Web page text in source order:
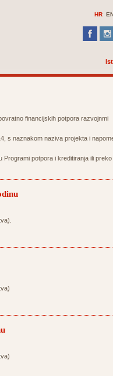
HR
financijskih potpora razvojnmi
s naznakom naziva projekta i
Programi potpora i kreditiranja ili preko